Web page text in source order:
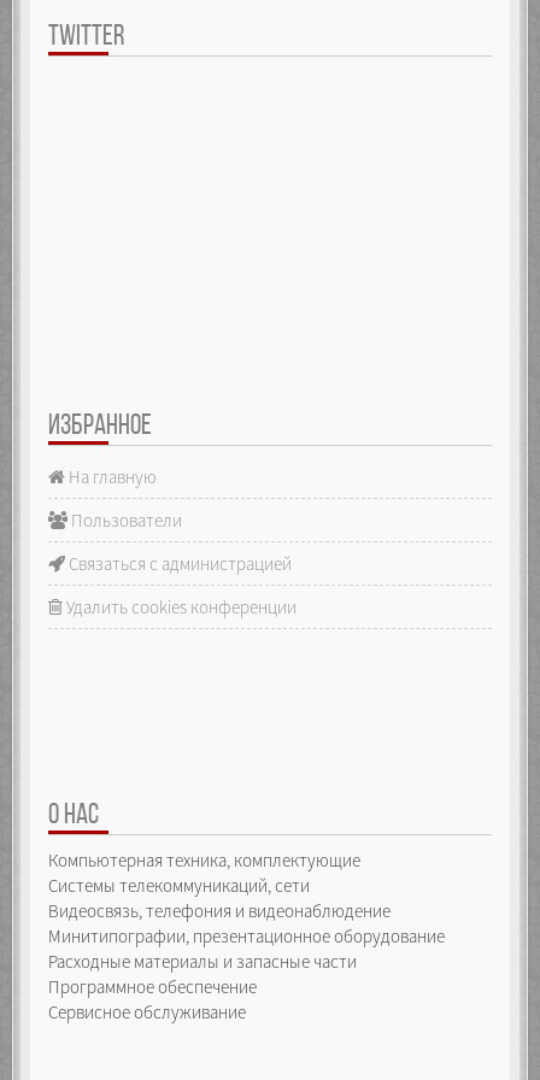
TWITTER
ИЗБРАННОЕ
На главную
Пользователи
Связаться с администрацией
Удалить cookies конференции
О НАС
Компьютерная техника, комплектующие
Системы телекоммуникаций, сети
Видеосвязь, телефония и видеонаблюдение
Минитипографии, презентационное оборудование
Расходные материалы и запасные части
Программное обеспечение
Сервисное обслуживание